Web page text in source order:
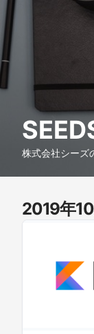
株式会社シーズ
2019年